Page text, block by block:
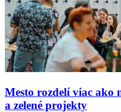
Mesto rozdelí viac
a zelené projekty